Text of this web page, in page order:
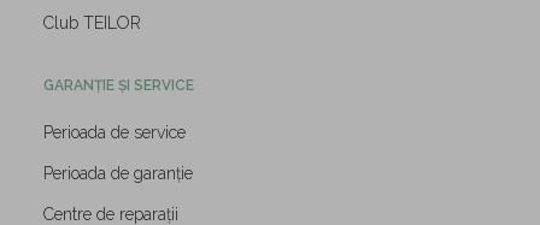
Club TEILOR
GARANȚIE ȘI SERVICE
Perioada de service
Perioada de garanție
Centre de reparații